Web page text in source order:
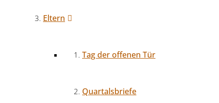
Eltern
Tag der offenen Tür
Quartalsbriefe